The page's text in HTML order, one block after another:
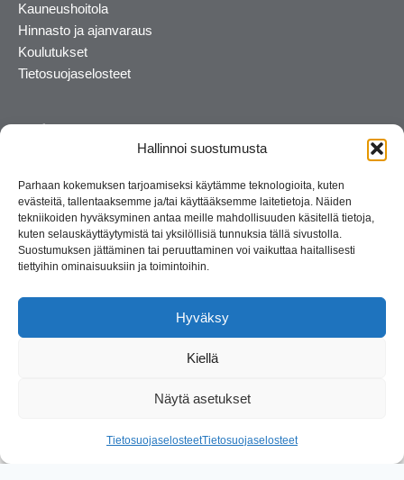
Hallinnoi suostumusta
Parhaan kokemuksen tarjoamiseksi käytämme teknologioita, kuten
evästeitä, tallentaaksemme ja/tai käyttääksemme laitetietoja. Näiden
tekniikoiden hyväksyminen antaa meille mahdollisuuden käsitellä tietoja,
kuten selauskäyttäytymistä tai yksilöllisiä tunnuksia tällä sivustolla.
Suostumuksen jättäminen tai peruuttaminen voi vaikuttaa haitallisesti
tiettyihin ominaisuuksiin ja toimintoihin.
Hyväksy
Kiellä
Näytä asetukset
TietosuojaselosteetTietosuojaselosteet
Kauneushoitola
Hinnasto ja ajanvaraus
Koulutukset
Tietosuojaselosteet
perheyritys yli 35 vuotta.
© 2026 Consult Lady